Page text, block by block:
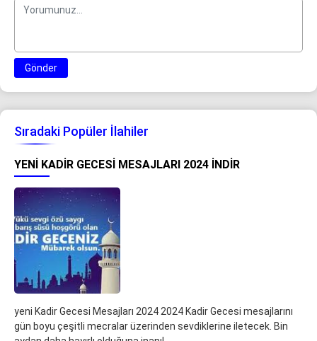
Gönder
Sıradaki Popüler İlahiler
YENI KADIR GECESI MESAJLARI 2024 İNDIR
yeni Kadir Gecesi Mesajları 2024 2024 Kadir Gecesi mesajlarını
gün boyu çeşitli mecralar üzerinden sevdiklerine iletecek. Bin